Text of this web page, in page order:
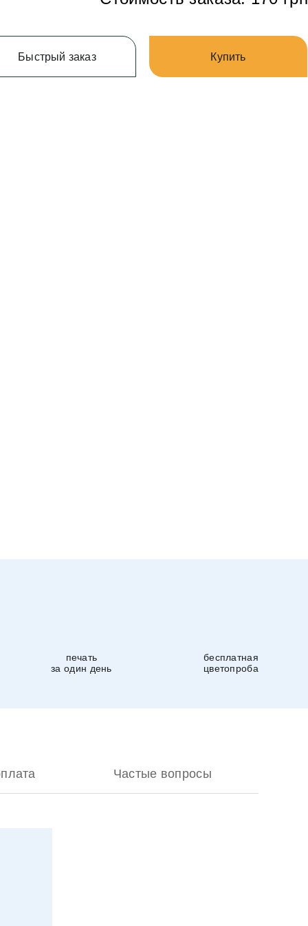
Быстрый заказ Купить
печать
за один день
бесплатная
цветопроба
Частые вопросы